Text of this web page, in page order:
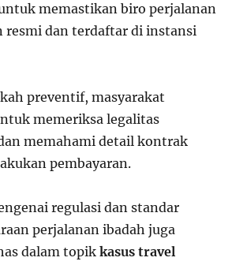
memastikan biro perjalanan
dan terdaftar di instansi
preventif, masyarakat
memeriksa legalitas
memahami detail kontrak
pembayaran.
regulasi dan standar
perjalanan ibadah juga
dalam topikkasus travel